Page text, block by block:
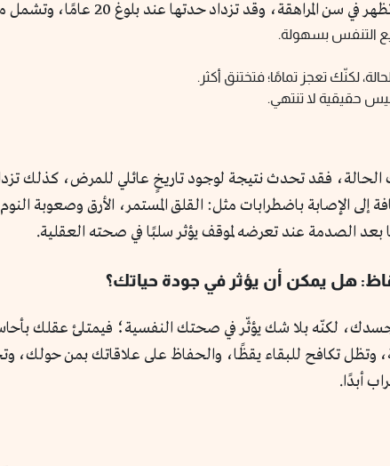
المراهقة، وقد تزداد حدتها عند بلوغ 20 عامًا، وتشمل ما يلي:
التنفس بسهولة.
لكنّك تعجز تمامًا؛ فتختنق أكثر.
حقيقية لا تنتهي.
فقد تحدث نتيجة لوجود تاريخٍ عائلي للمرض، كذلك
الإصابة باضطرابات مثل: القلق المستمر، الأرق وصعوبة
بعد الصدمة عند تعرضه لموقف يؤثر سلبًا في صحته العقلية.
هل يمكن أن يؤثر في جودة حياتك؟
جسدك، لكنّه بلا شك يؤثّر في صحتك النفسية؛ فيمتلئ عقلك
وتظل تكافح للبقاء يقظًا، والحفاظ على علاقاتك بمن
أبدًا.